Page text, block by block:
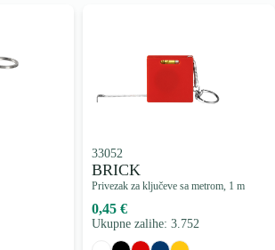
33052
BRICK
Privezak za ključeve sa metrom, 1 m
0,45 €
Ukupne zalihe: 3.752